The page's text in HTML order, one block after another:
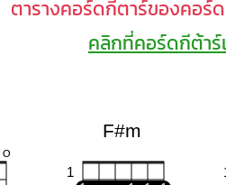
ตารางคอร์ดกีตาร์ของคอร์
คลิกที่คอร์ดกีต้าร์
O
F#m
1